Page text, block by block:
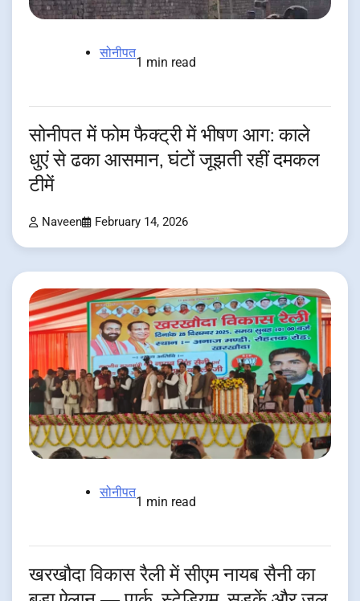
सोनीपत
1 min read
सोनीपत में फोम फैक्ट्री में भीषण आग: काले
धुएं से ढका आसमान, घंटों जूझती रहीं दमकल
टीमें
Naveen February 14, 2026
सोनीपत
1 min read
खरखौदा विकास रैली में सीएम नायब सैनी का